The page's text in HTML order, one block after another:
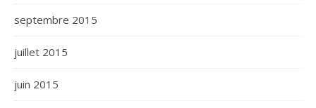
septembre 2015
juillet 2015
juin 2015